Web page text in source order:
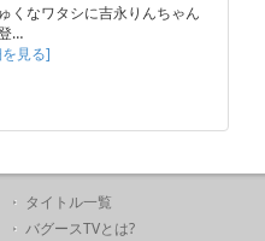
くなワタシに吉永りんちゃん
…
見る]
タイトル一覧
バグースTVとは?